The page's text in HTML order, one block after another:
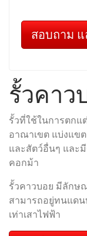
สอบถาม แ
รั้วคาว
รั้วที่ใช้ในการตกแ
อาณาเขต แบ่งแข
และสัตว์อื่นๆ และ
คอกม้า
รั้วคาวบอย มีลักษ
สามารถอยู่ทนแด
เท่าเสาไฟฟ้า